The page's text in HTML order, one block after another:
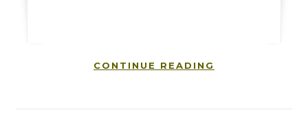
CONTINUE READING